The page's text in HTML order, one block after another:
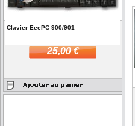
Clavier EeePC 900/901
25,00 €